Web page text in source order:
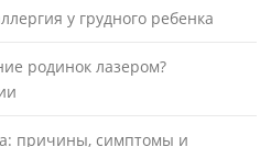
у грудного ребенка
родинок лазером?
причины, симптомы и